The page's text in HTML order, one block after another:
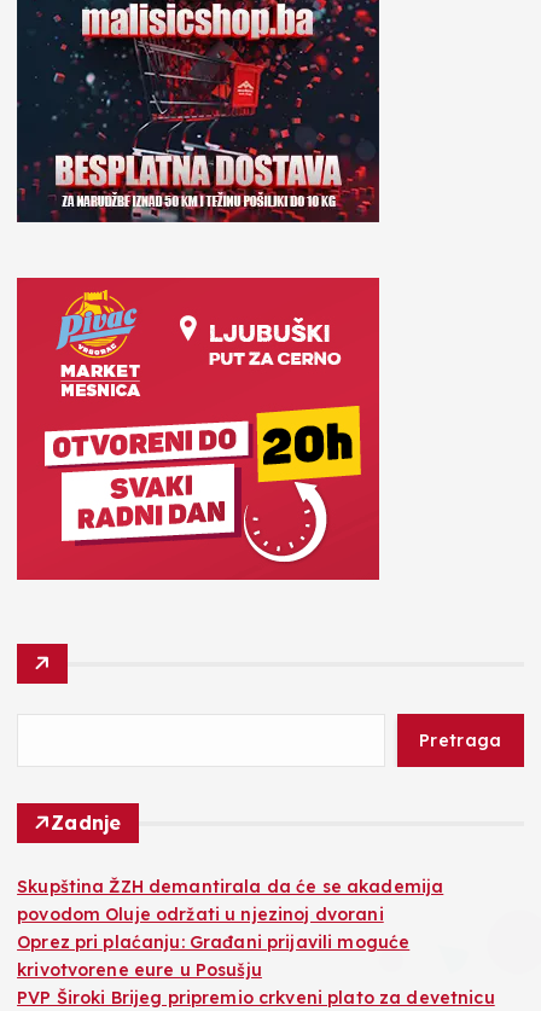
Pretraga
Zadnje
Skupština ŽZH demantirala da će se akademija
povodom Oluje održati u njezinoj dvorani
Oprez pri plaćanju: Građani prijavili moguće
krivotvorene eure u Posušju
PVP Široki Brijeg pripremio crkveni plato za devetnicu